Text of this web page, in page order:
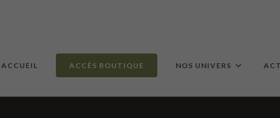
ACCUEIL ACCÈS BOUTIQUE NOS UNIVERS